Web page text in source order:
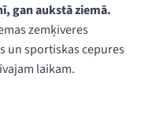
gan aukstā ziemā.
zemķiveres
un sportiskas cepures
laikam.